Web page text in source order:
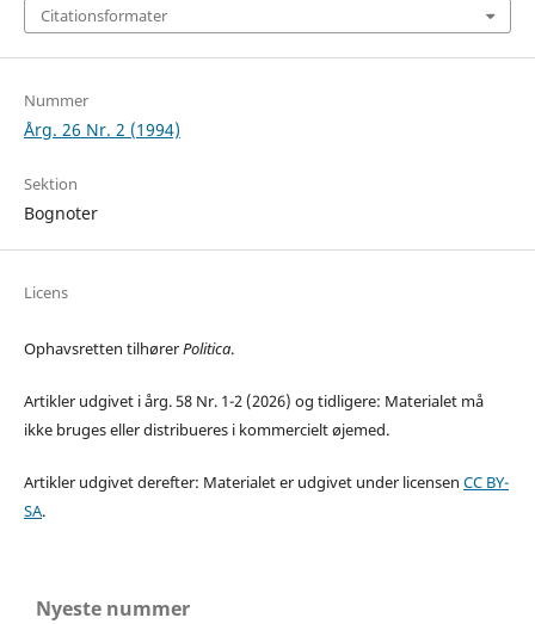
Citationsformater
Nummer
Årg. 26 Nr. 2 (1994)
Sektion
Bognoter
Licens
Ophavsretten tilhørerPolitica.
Artikler udgivet i årg. 58 Nr. 1-2 (2026) og tidligere: Materialet må
ikke bruges eller distribueres i kommercielt øjemed.
Artikler udgivet derefter: Materialet er udgivet under licensen CC BY-
SA.
Nyeste nummer